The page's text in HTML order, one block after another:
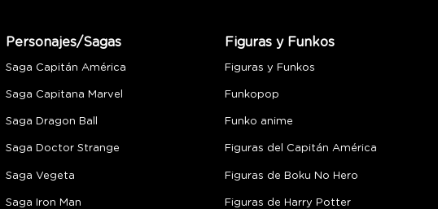
Personajes/Sagas
Saga Capitán América
Saga Capitana Marvel
Saga Dragon Ball
Saga Doctor Strange
Saga Vegeta
Saga Iron Man
Figuras y Funkos
Figuras y Funkos
Funkopop
Funko anime
Figuras del Capitán América
Figuras de Boku No Hero
Figuras de Harry Potter